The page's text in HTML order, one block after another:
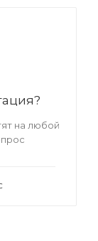
на любой